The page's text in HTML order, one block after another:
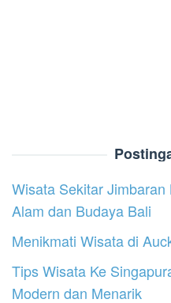
Wisata Sekitar
Alam dan Budaya Bali
Menikmati Wisata di
Tips Wisata Ke
Modern dan Menarik